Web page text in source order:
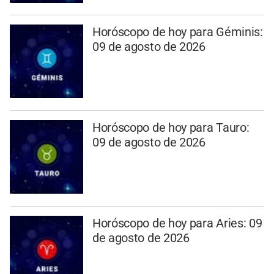
Horóscopo de hoy para Géminis:
09 de agosto de 2026
Horóscopo de hoy para Tauro:
09 de agosto de 2026
Horóscopo de hoy para Aries: 09
de agosto de 2026